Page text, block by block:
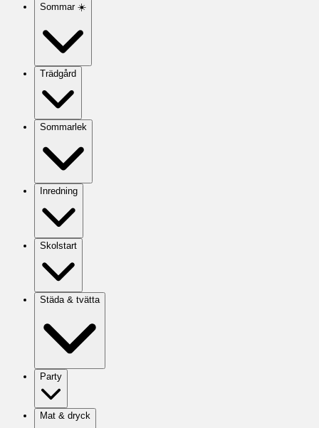
Sommar ☀️
Trädgård
Sommarlek
Inredning
Skolstart
Städa & tvätta
Party
Mat & dryck